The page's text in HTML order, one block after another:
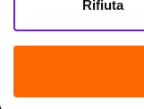
Rifiuta
Farma.it S.a.s. P. IVA
CREDITS
Sede legale Via delle